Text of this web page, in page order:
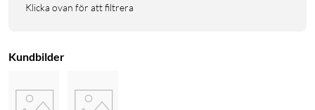
Vattentank, volym: 1,9 liter
Anslutning: Wifi, 2,4 Ghz
Klicka ovan för att filtrera
Kundbilder